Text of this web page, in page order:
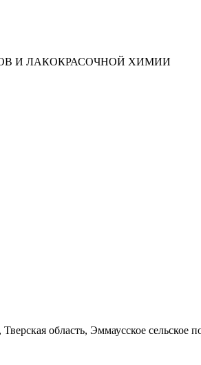
И ЛАКОКРАСОЧНОЙ ХИМИИ
область, Эммаусское сельское